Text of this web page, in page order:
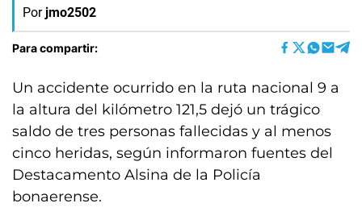
Por jmo2502
Para compartir:
Un accidente ocurrido en la ruta nacional 9 a
la altura del kilómetro 121,5 dejó un trágico
saldo de tres personas fallecidas y al menos
cinco heridas, según informaron fuentes del
Destacamento Alsina de la Policía
bonaerense.